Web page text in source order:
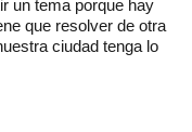
un tema porque hay
que resolver de otra
ciudad tenga lo